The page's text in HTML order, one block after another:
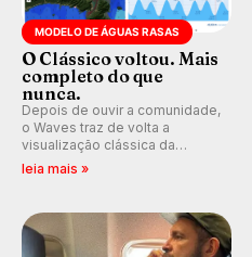
MODELO DE ÁGUAS RASAS
O Clássico voltou. Mais
completo do que
nunca.
Depois de ouvir a comunidade,
o Waves traz de volta a
visualização clássica da
previsão de águas rasas,
ondas para até 16 dias.
leia mais »